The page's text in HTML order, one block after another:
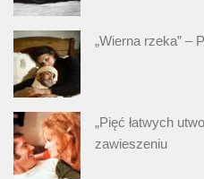
„Wierna rzeka” –
„Pięć łatwych
zawieszeniu